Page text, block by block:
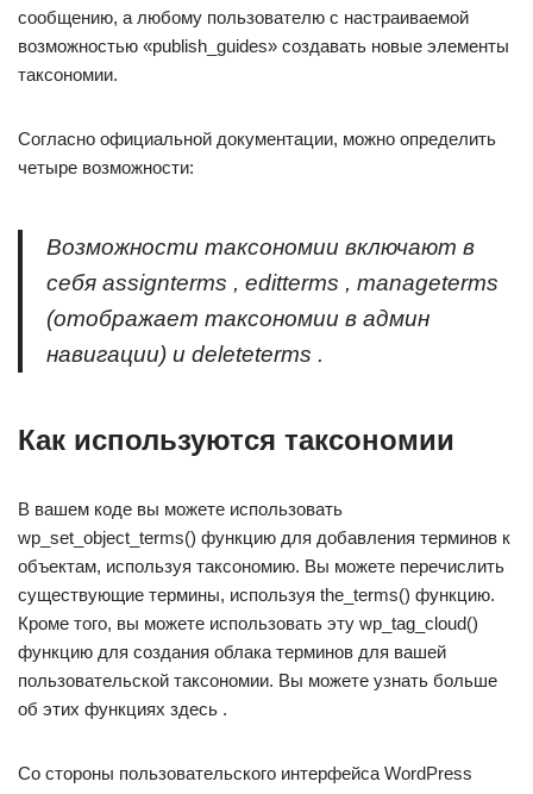
сообщению, а любому пользователю с настраиваемой
возможностью «publish_guides» создавать новые элементы
таксономии.
Согласно официальной документации, можно определить
четыре возможности:
Возможности таксономии включают в
себя assignterms , editterms , manageterms
(отображает таксономии в админ
навигации) и deleteterms .
Как используются таксономии
В вашем коде вы можете использовать
wp_set_object_terms() функцию для добавления терминов к
объектам, используя таксономию. Вы можете перечислить
существующие термины, используя the_terms() функцию.
Кроме того, вы можете использовать эту wp_tag_cloud()
функцию для создания облака терминов для вашей
пользовательской таксономии. Вы можете узнать больше
об этих функциях здесь .
Со стороны пользовательского интерфейса WordPress